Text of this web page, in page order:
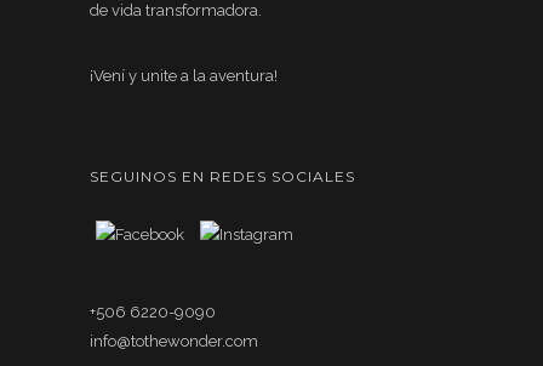
de vida transformadora.
¡Vení y unite a la aventura!
SEGUINOS EN REDES SOCIALES
+506 6220-9090
info@tothewonder.com